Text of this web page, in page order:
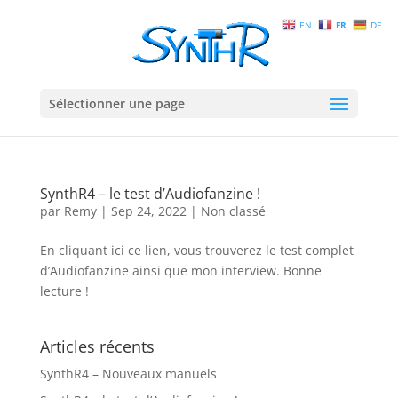
Sélectionner une page
SynthR4 – le test d’Audiofanzine !
par Remy| Sep 24, 2022| Non classé
En cliquant ici ce lien, vous trouverez le test complet
d’Audiofanzine ainsi que mon interview. Bonne
lecture !
Articles récents
SynthR4 – Nouveaux manuels
EN FR DE